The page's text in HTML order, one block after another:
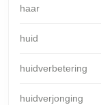
haar
huid
huidverbetering
huidverjonging